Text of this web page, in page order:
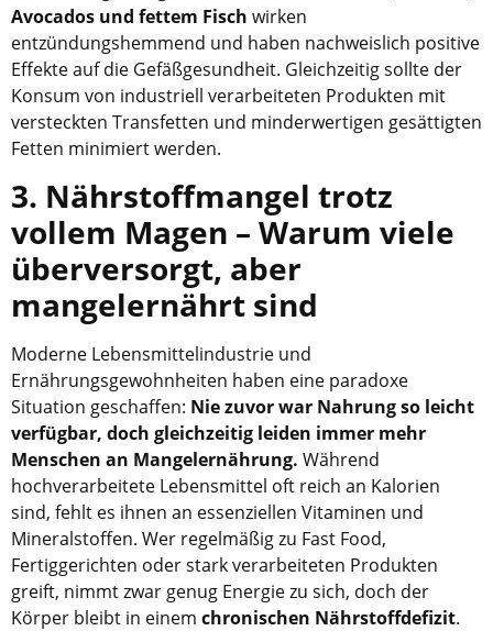
Avocados und fettem Fisch wirken
entzündungshemmend und haben nachweislich positive
Effekte auf die Gefäßgesundheit. Gleichzeitig sollte der
Konsum von industriell verarbeiteten Produkten mit
versteckten Transfetten und minderwertigen gesättigten
Fetten minimiert werden.
3. Nährstoffmangel trotz
vollem Magen – Warum viele
überversorgt, aber
mangelernährt sind
Moderne Lebensmittelindustrie und
Ernährungsgewohnheiten haben eine paradoxe
Situation geschaffen: Nie zuvor war Nahrung so leicht
verfügbar, doch gleichzeitig leiden immer mehr
Menschen an Mangelernährung. Während
hochverarbeitete Lebensmittel oft reich an Kalorien
sind, fehlt es ihnen an essenziellen Vitaminen und
Mineralstoffen. Wer regelmäßig zu Fast Food,
Fertiggerichten oder stark verarbeiteten Produkten
greift, nimmt zwar genug Energie zu sich, doch der
Körper bleibt in einem chronischen Nährstoffdefizit.